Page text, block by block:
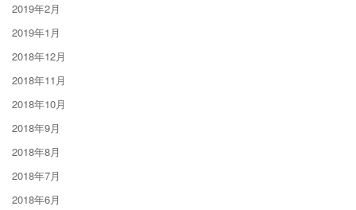
2019年2月
2019年1月
2018年12月
2018年11月
2018年10月
2018年9月
2018年8月
2018年7月
2018年6月